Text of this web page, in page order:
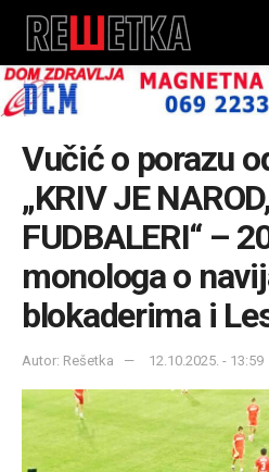
Vučić o porazu
„KRIV JE
FUDBALERI“ –
monologa o
blokaderima i
Autor: Rešetka 12.10.2025. - 13:59